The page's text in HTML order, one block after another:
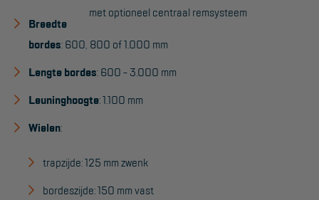
met optioneel centraal remsysteem
Breedte
bordes: 600, 800 of 1.000 mm
Lengte bordes: 600 - 3.000 mm
Leuninghoogte: 1.100 mm
Wielen:
trapzijde: 125 mm zwenk
bordeszijde: 150 mm vast